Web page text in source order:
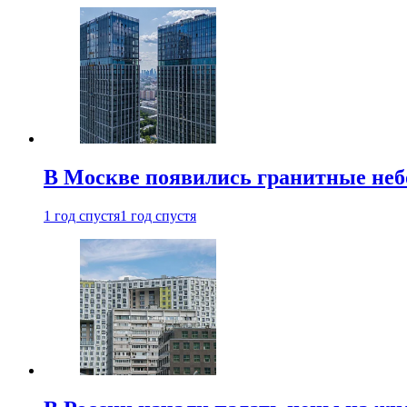
В Москве появились гранитные
1 год спустя1 год спустя